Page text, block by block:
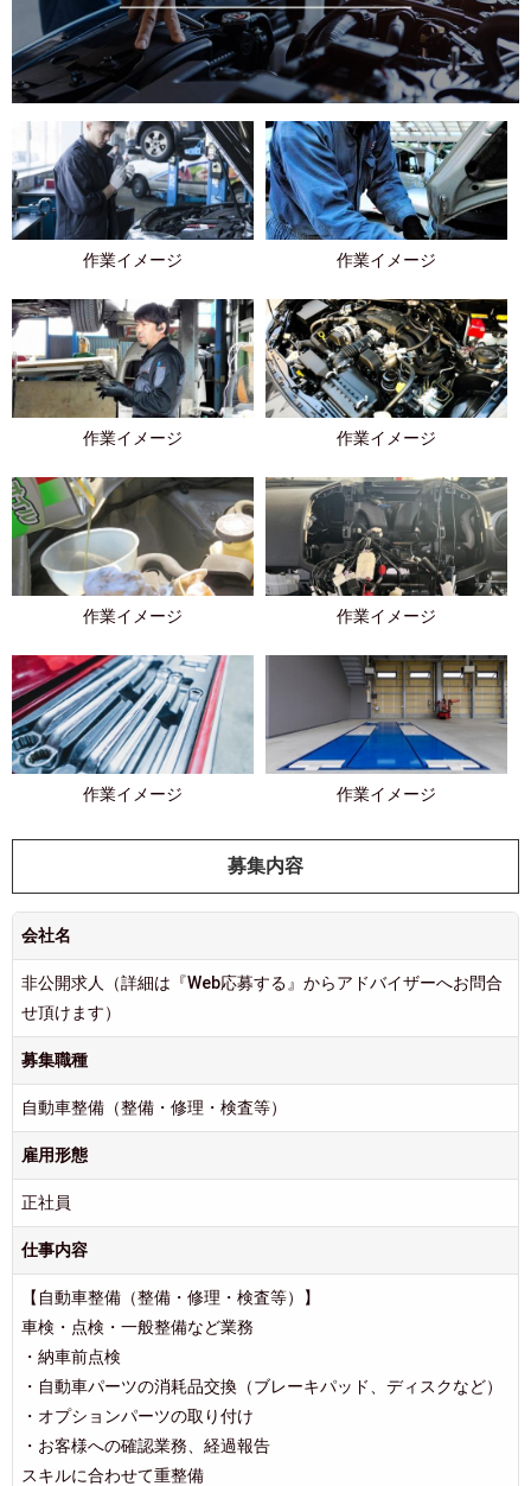
作業イメージ 作業イメージ
作業イメージ 作業イメージ
作業イメージ 作業イメージ
作業イメージ 作業イメージ
募集内容
会社名
非公開求人（詳細は『Web応募する』からアドバイザーへお問合
せ頂けます）
募集職種
自動車整備（整備・修理・検査等）
雇用形態
正社員
仕事内容
【自動車整備（整備・修理・検査等）】
車検・点検・一般整備など業務
・納車前点検
・自動車パーツの消耗品交換（ブレーキパッド、ディスクなど）
・オプションパーツの取り付け
・お客様への確認業務、経過報告
スキルに合わせて重整備